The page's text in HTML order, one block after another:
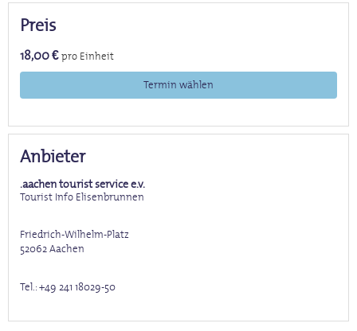
Preis
18,00 €pro Einheit
Termin wählen
Anbieter
.aachen tourist service e.v.
Tourist Info Elisenbrunnen
Friedrich-Wilhelm-Platz
52062Aachen
Tel.:+49 241 18029-50